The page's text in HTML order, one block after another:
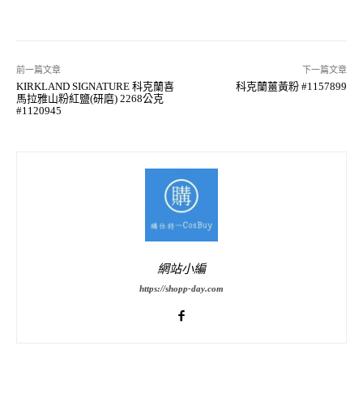
前一篇文章
KIRKLAND SIGNATURE 科克蘭喜
馬拉雅山粉紅鹽(研磨) 2268公克
#1120945
下一篇文章
科克蘭薑黃粉 #1157899
網站小編
https://shopp-day.com